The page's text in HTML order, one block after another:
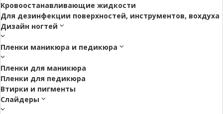
Кровоостанавливающие жидкости
Для дезинфекции поверхностей, инструментов, вохдуха
Дизайн ногтей
Пленки маникюра и педикюра
Пленки для маникюра
Пленки для педикюра
Втирки и пигменты
Слайдеры